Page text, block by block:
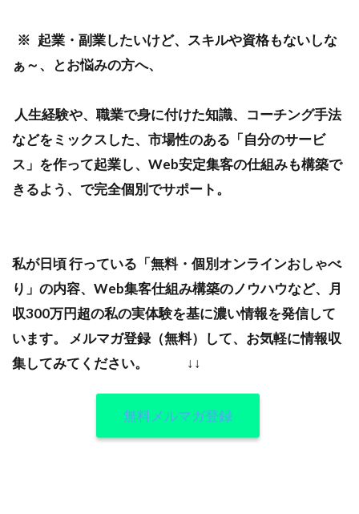
※ 起業・副業したいけど、スキルや資格もないしな
ぁ～、とお悩みの方へ、
人生経験や、職業で身に付けた知識、コーチング手法
などをミックスした、市場性のある「自分のサービ
ス」を作って起業し、Web安定集客の仕組みも構築で
きるよう、で完全個別でサポート。
私が日頃 行っている「無料・個別オンラインおしゃべ
り」の内容、Web集客仕組み構築のノウハウなど、月
収300万円超の私の実体験を基に濃い情報を発信して
います。
メルマガ登録（無料）して、お気軽に情報収
集してみてください。
↓↓
無料メルマガ登録